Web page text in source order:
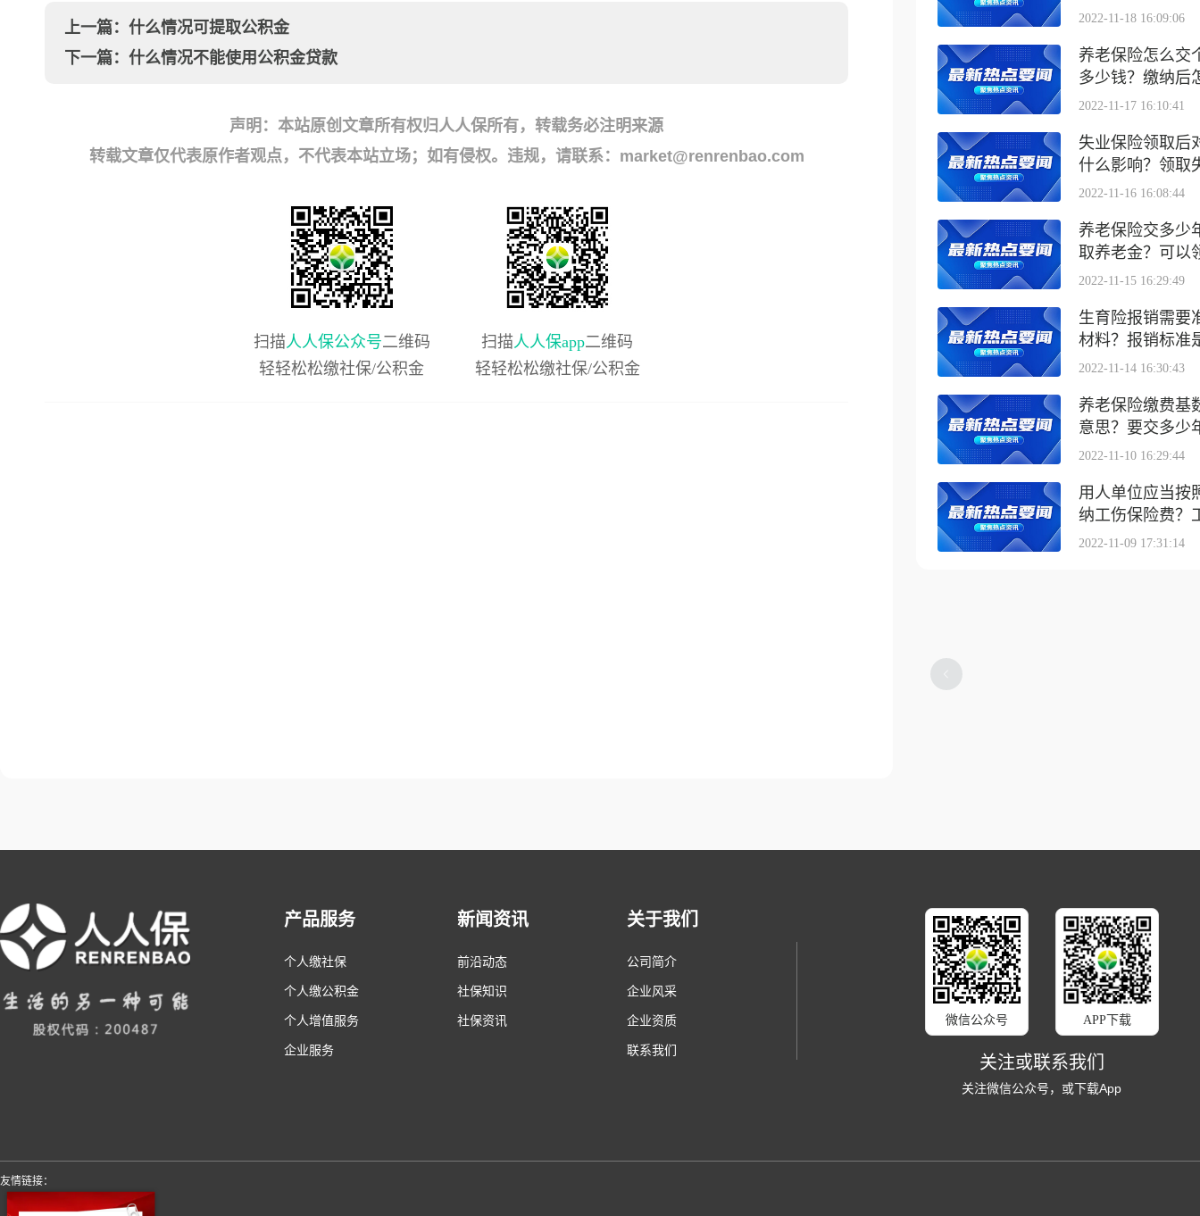
上一篇： 什么情况可提取公积金
下一篇： 什么情况不能使用公积金贷款
声明：本站原创文章所有权归人人保所有，转载务必注明来源
转载文章仅代表原作者观点，不代表本站立场；如有侵权。违规，请联系：market@renrenbao.com
扫描人人保公众号二维码
轻轻松松缴社保/公积金
扫描人人保app二维码
轻轻松松缴社保/公积金
2022-11-18 16:09:06
养老保险怎么交
多少钱？缴纳后
2022-11-17 16:10:41
失业保险领取后
什么影响？领取
2022-11-16 16:08:44
养老保险交多少
取养老金？可以
2022-11-15 16:29:49
生育险报销需要
材料？报销标准
2022-11-14 16:30:43
养老保险缴费基
意思？要交多少
2022-11-10 16:29:44
用人单位应当按
纳工伤保险费？
2022-11-09 17:31:14
产品服务
个人缴社保
个人缴公积金
个人增值服务
企业服务
新闻资讯
前沿动态
社保知识
社保资讯
关于我们
公司简介
企业风采
企业资质
联系我们
微信公众号 APP下载
关注或联系我们
关注微信公众号，或下载App
友情链接：